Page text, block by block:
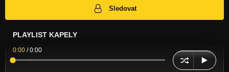
Sledovat
PLAYLIST KAPELY
0:00 /0:00